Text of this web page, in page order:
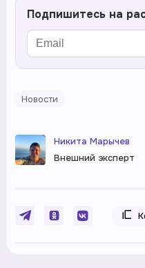
Подпишитесь на
Новости
Никита Марычев
Внешний эксперт